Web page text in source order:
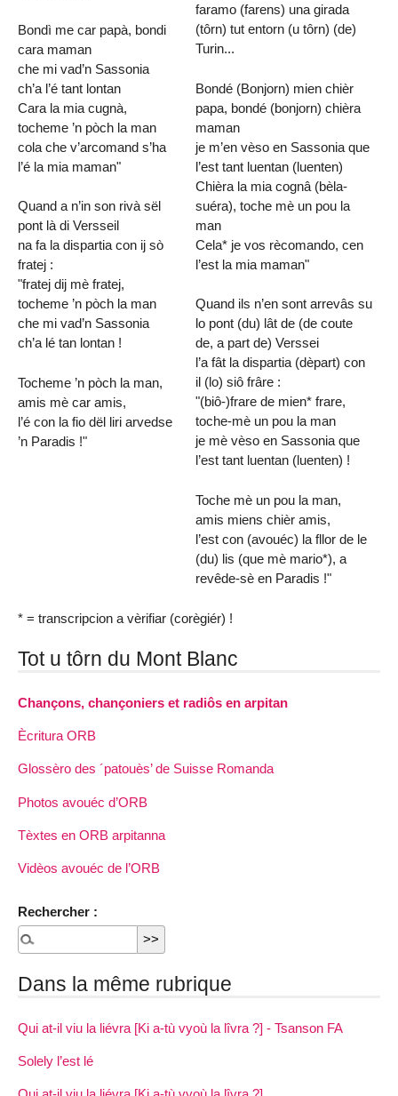
Bondì me car papà, bondi
cara maman
che mi vad’n Sassonia
ch’a l’é tant lontan
Cara la mia cugnà,
tocheme ’n pòch la man
cola che v’arcomand s’ha
l’é la mia maman"
Quand a n’in son rivà sël
pont là di Versseil
na fa la dispartia con ij sò
fratej :
"fratej dij mè fratej,
tocheme ’n pòch la man
che mi vad’n Sassonia
ch’a lé tan lontan !
Tocheme ’n pòch la man,
amis mè car amis,
l’é con la fio dël liri arvedse
’n Paradis !"
faramo (farens) una girada
(tôrn) tut entorn (u tôrn) (de)
Turin...
Bondé (Bonjorn) mien chièr
papa, bondé (bonjorn) chièra
maman
je m’en vèso en Sassonia que
l’est tant luentan (luenten)
Chièra la mia cognâ (bèla-
suéra), toche mè un pou la
man
Cela* je vos rècomando, cen
l’est la mia maman"
Quand ils n’en sont arrevâs su
lo pont (du) lât de (de coute
de, a part de) Verssei
l’a fât la dispartia (dèpart) con
il (lo) siô frâre :
"(biô-)frare de mien* frare,
toche-mè un pou la man
je mè vèso en Sassonia que
l’est tant luentan (luenten) !
Toche mè un pou la man,
amis miens chièr amis,
l’est con (avouéc) la fllor de le
(du) lis (que mè mario*), a
revêde-sè en Paradis !"
* = transcripcion a vèrifiar (corègiér) !
Tot u tôrn du Mont Blanc
Chançons, chançoniers et radiôs en arpitan
Ècritura ORB
Glossèro des ´patouès’ de Suisse Romanda
Photos avouéc d’ORB
Tèxtes en ORB arpitanna
Vidèos avouéc de l’ORB
Rechercher :
Dans la même rubrique
Qui at-il viu la liévra [Ki a-tù vyoù la lîvra ?] - Tsanson FA
Solely l’est lé